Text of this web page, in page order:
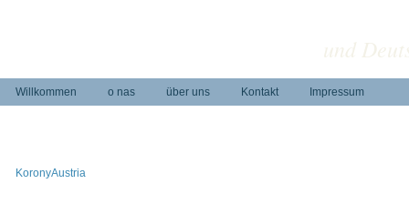
und
Willkommen o nas über uns Kontakt Impressum
KoronyAustria